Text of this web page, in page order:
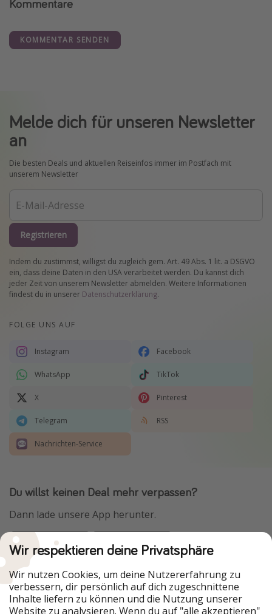
Kommentare
KOMMENTAR SENDEN
Melde dich für unseren Newsletter
an
Die besten Deals und aktuellen Reiseinfos immer im Postfach mit
unserem Newsletter
Registrieren
Indem du zustimmst, willigst du zugleich gem. Art. 49 Abs. 1 lit. a DSGVO
ein, dass deine Daten in den USA verarbeitet werden. Du kannst dich
jeder Zeit von unserem Newsletter abmelden. Weitere Informationen
findest du in unserer Datenschutzerklärung.
FOLGE UNS AUF
Instagram Facebook
WhatsApp TikTok
X Pinterest
Telegram RSS
Nachrichten-Service
Du willst keinen Deal mehr verpassen?
Dann lade unsere App herunter.
Urlaubspiraten ist Teil der HolidayPirates Group
Unsere Märkte
Wir respektieren deine Privatsphäre
Wir nutzen Cookies, um deine Nutzererfahrung zu
verbessern, dir persönlich auf dich zugeschnittene
Inhalte liefern zu können und die Nutzung unserer
Website zu analysieren. Wenn du auf "alle akzeptieren"